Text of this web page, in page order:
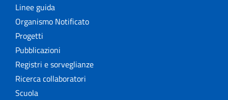
Linee guida
Organismo Notificato
Progetti
Pubblicazioni
Registri e sorveglianze
Ricerca collaboratori
Scuola